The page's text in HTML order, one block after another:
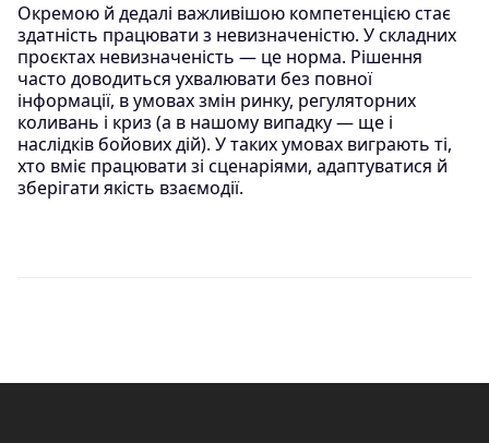
Окремою й дедалі важливішою компетенцією стає
здатність працювати з невизначеністю. У складних
проєктах невизначеність — це норма. Рішення
часто доводиться ухвалювати без повної
інформації, в умовах змін ринку, регуляторних
коливань і криз (а в нашому випадку — ще і
наслідків бойових дій). У таких умовах виграють ті,
хто вміє працювати зі сценаріями, адаптуватися й
зберігати якість взаємодії.